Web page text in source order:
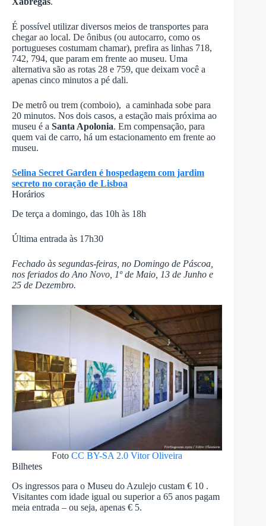
É possível utilizar diversos meios de transportes para
chegar ao local. De ônibus (ou autocarro, como os
portugueses costumam chamar), prefira as linhas 718,
742, 794, que param em frente ao museu. Uma
alternativa são as rotas 28 e 759, que deixam você a
apenas cinco minutos a pé dali.
De metrô ou trem (comboio), a caminhada sobe para
20 minutos. Nos dois casos, a estação mais próxima ao
museu é a Santa Apolonia. Em compensação, para
quem vai de carro, há um estacionamento em frente ao
museu.
Selina Secret Garden é hospedagem com jardim
secreto no coração de Lisboa
Horários
De terça a domingo, das 10h às 18h
Última entrada às 17h30
Fechado às segundas-feiras, no Domingo de Páscoa,
nos feriados do Ano Novo, 1º de Maio, 13 de Junho e
25 de Dezembro.
FotoCC BY-SA 2.0 Vitor Oliveira
Bilhetes
Os ingressos para o Museu do Azulejo custam € 10 .
Visitantes com idade igual ou superior a 65 anos pagam
meia entrada – ou seja, apenas € 5.